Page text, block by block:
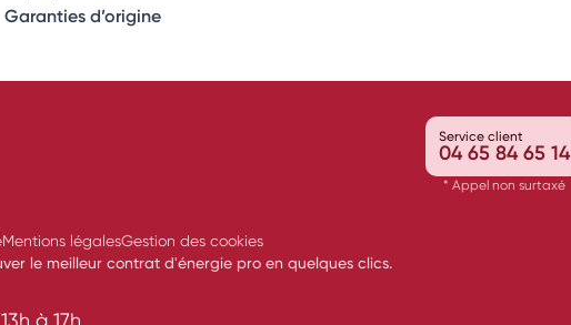
Garanties d’origine
Service client
04 65 84 65 14
* Appel non surtaxé
Mentions légalesGestion des cookies
le meilleur contrat d'énergie pro en quelques clics.
à 17h.